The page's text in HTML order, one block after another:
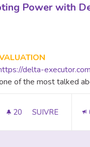
Power with
delta-
of the most talked
20 20 ABONNÉS
SUIVRE